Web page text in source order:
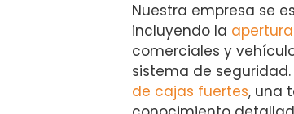
Nuestra empresa se
incluyendo la
comerciales y
sistema de
de cajas fuertes, una